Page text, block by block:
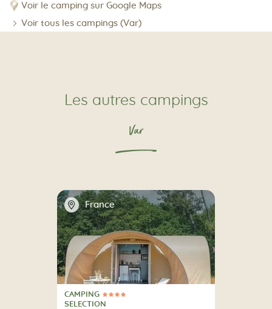
Voir le camping sur Google Maps
Voir tous les campings (Var)
Les autres campings
Var
📍 France
4 Étoiles
CAMPING
CAMPING
SELECTION